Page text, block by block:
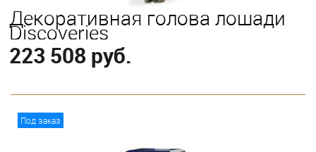
Декоративная голова лошади
Discoveries
223 508 руб.
Под заказ